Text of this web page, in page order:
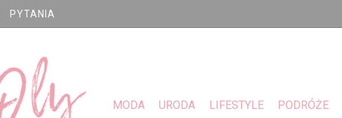
PYTANIA
MODA URODA LIFESTYLE PODRÓŻE